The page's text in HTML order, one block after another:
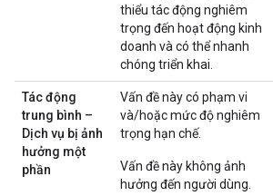
thiểu tác động nghiêm
trọng đến hoạt động kinh
doanh và có thể nhanh
chóng triển khai.
Tác động
trung bình –
Dịch vụ bị ảnh
hưởng một
phần
Vấn đề này có phạm vi
và/hoặc mức độ nghiêm
trọng hạn chế.
Vấn đề này không ảnh
hưởng đến người dùng.